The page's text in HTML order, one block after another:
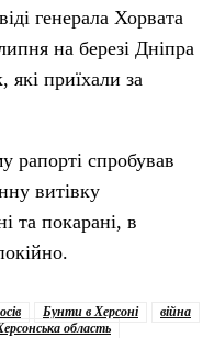
генерала Хорвата
на березі Дніпра
які приїхали за
рапорті спробував
витівку
та покарані, в
Бунти в Херсоні
війна
область